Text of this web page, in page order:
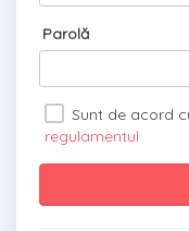
Parolă
Sunt de acord
regulamentul